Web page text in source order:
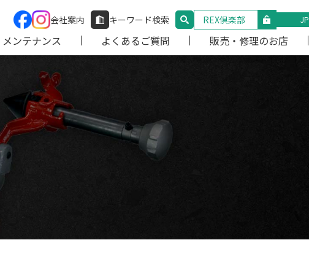
会社案内 キーワード検索 REX倶楽部 JP
メンテナンス よくあるご質問 販売・修理のお店